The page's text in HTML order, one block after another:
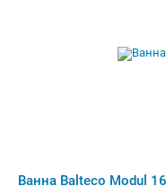
Ванна Balteco Modul 16